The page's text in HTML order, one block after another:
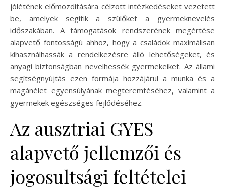
jólétének előmozdítására célzott intézkedéseket vezetett
be, amelyek segítik a szülőket a gyermeknevelés
időszakában. A támogatások rendszerének megértése
alapvető fontosságú ahhoz, hogy a családok maximálisan
kihasználhassák a rendelkezésre álló lehetőségeket, és
anyagi biztonságban nevelhessék gyermekeiket. Az állami
segítségnyújtás ezen formája hozzájárul a munka és a
magánélet egyensúlyának megteremtéséhez, valamint a
gyermekek egészséges fejlődéséhez.
Az ausztriai GYES
alapvető jellemzői és
jogosultsági feltételei